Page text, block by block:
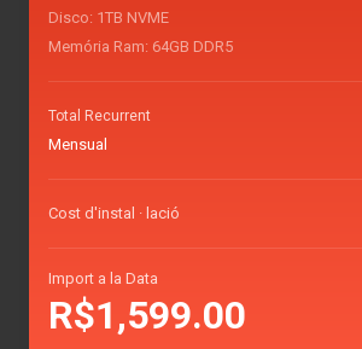
Disco: 1TB NVME
Memória Ram: 64GB DDR5
Total Recurrent
Mensual
Cost d'instal · lació
Import a la Data
R$1,599.00